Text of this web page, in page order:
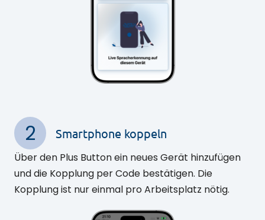
2 Smartphone koppeln
Über den Plus Button ein neues Gerät hinzufügen
und die Kopplung per Code bestätigen. Die
Kopplung ist nur einmal pro Arbeitsplatz nötig.